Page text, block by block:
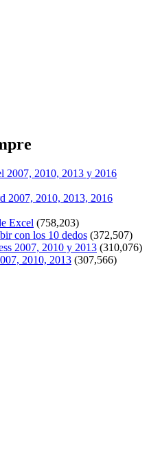
2007, 2010, 2013 y 2016
2007, 2010, 2013, 2016
Excel (758,203)
con los 10 dedos (372,507)
2007, 2010 y 2013 (310,076)
2010, 2013 (307,566)